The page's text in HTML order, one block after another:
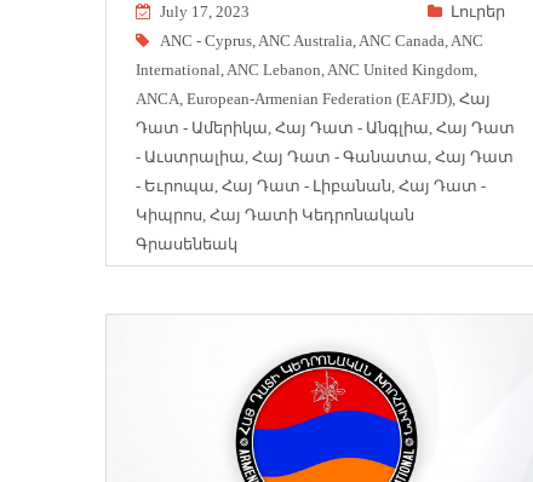
July 17, 2023
Լուրեր
ANC - Cyprus ANC Australia ANC Canada ANC
International ANC Lebanon ANC United Kingdom
ANCA European-Armenian Federation (EAFJD) Հայ
Դատ - Ամերիկա Հայ Դատ - Անգլիա Հայ Դատ
- Աւստրալիա Հայ Դատ - Գանատա Հայ Դատ
- Եւրոպա Հայ Դատ - Լիբանան Հայ Դատ -
Կիպրոս Հայ Դատի Կեդրոնական
Գրասենեակ